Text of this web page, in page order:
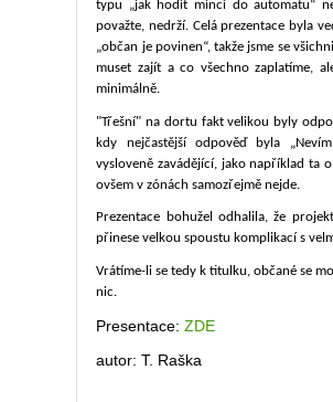
typu „jak hodit minci do automatu“
považte, nedrží. Celá prezentace byla
„občan je povinen“, takže jsme se
muset zajít a co všechno zaplatíme,
minimálně.
"Třešní" na dortu fakt velikou byly
kdy nejčastější odpověď byla
vysloveně zavádějící, jako například ta
ovšem v zónách samozřejmě nejde.
Prezentace bohužel odhalila, že
přinese velkou spoustu komplikací s
Vrátíme-li se tedy k titulku, občané se
nic.
Presentace:ZDE
autor: T. Raška